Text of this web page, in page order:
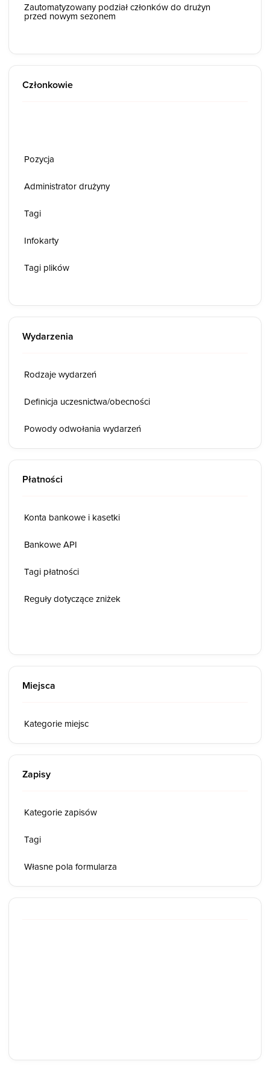
Zautomatyzowany podział członków do drużyn
przed nowym sezonem
Członkowie
Pozycja
Administrator drużyny
Tagi
Infokarty
Tagi plików
Wydarzenia
Rodzaje wydarzeń
Definicja uczesnictwa/obecności
Powody odwołania wydarzeń
Płatności
Konta bankowe i kasetki
Bankowe API
Tagi płatności
Reguły dotyczące zniżek
Miejsca
Kategorie miejsc
Zapisy
Kategorie zapisów
Tagi
Własne pola formularza